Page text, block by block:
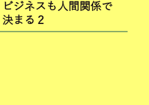
ビジネスも人間関係で
決まる２